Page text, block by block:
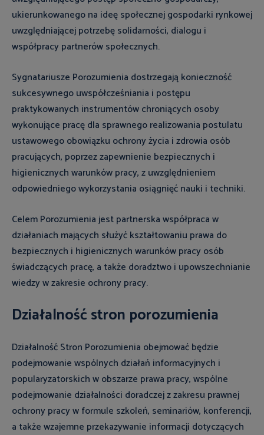
ukierunkowanego na ideę społecznej gospodarki rynkowej
uwzględniającej potrzebę solidarności, dialogu i
współpracy partnerów społecznych.
Sygnatariusze Porozumienia dostrzegają konieczność
sukcesywnego uwspółcześniania i postępu
praktykowanych instrumentów chroniących osoby
wykonujące pracę dla sprawnego realizowania postulatu
ustawowego obowiązku ochrony życia i zdrowia osób
pracujących, poprzez zapewnienie bezpiecznych i
higienicznych warunków pracy, z uwzględnieniem
odpowiedniego wykorzystania osiągnięć nauki i techniki.
Celem Porozumienia jest partnerska współpraca w
działaniach mających służyć kształtowaniu prawa do
bezpiecznych i higienicznych warunków pracy osób
świadczących pracę, a także doradztwo i upowszechnianie
wiedzy w zakresie ochrony pracy.
Działalność stron porozumienia
Działalność Stron Porozumienia obejmować będzie
podejmowanie wspólnych działań informacyjnych i
popularyzatorskich w obszarze prawa pracy, wspólne
podejmowanie działalności doradczej z zakresu prawnej
ochrony pracy w formule szkoleń, seminariów, konferencji,
a także wzajemne przekazywanie informacji dotyczących